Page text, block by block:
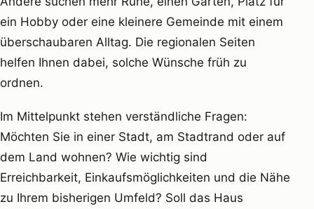
ein Hobby oder eine kleinere Gemeinde mit einem
überschaubaren Alltag. Die regionalen Seiten
helfen Ihnen dabei, solche Wünsche früh zu
ordnen.
Im Mittelpunkt stehen verständliche Fragen:
Möchten Sie in einer Stadt, am Stadtrand oder auf
dem Land wohnen? Wie wichtig sind
Erreichbarkeit, Einkaufsmöglichkeiten und die Nähe
zu Ihrem bisherigen Umfeld? Soll das Haus